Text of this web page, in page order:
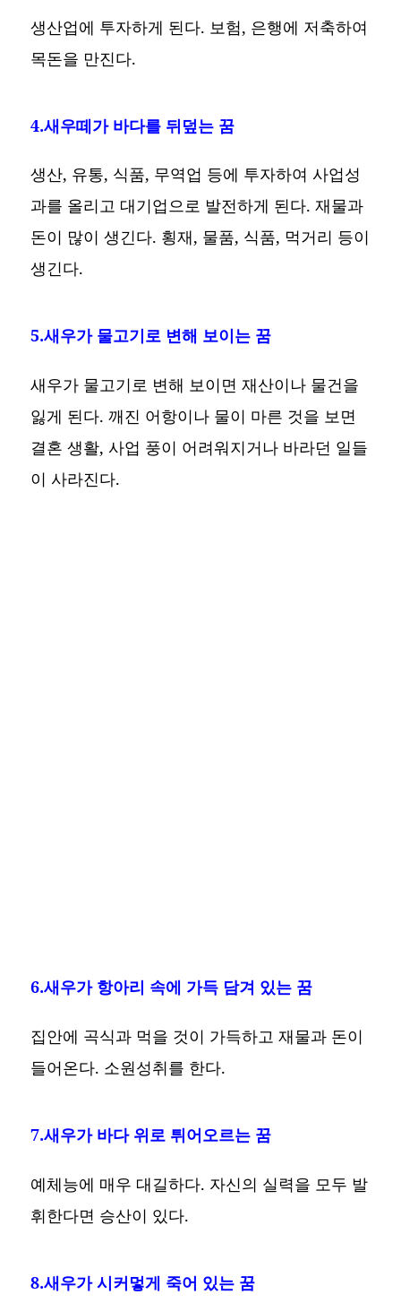
생산업에 투자하게 된다. 보험, 은행에 저축하여
목돈을 만진다.
4.새우떼가 바다를 뒤덮는 꿈
생산, 유통, 식품, 무역업 등에 투자하여 사업성
과를 올리고 대기업으로 발전하게 된다. 재물과
돈이 많이 생긴다. 횡재, 물품, 식품, 먹거리 등이
생긴다.
5.새우가 물고기로 변해 보이는 꿈
새우가 물고기로 변해 보이면 재산이나 물건을
잃게 된다. 깨진 어항이나 물이 마른 것을 보면
결혼 생활, 사업 풍이 어려워지거나 바라던 일들
이 사라진다.
6.새우가 항아리 속에 가득 담겨 있는 꿈
집안에 곡식과 먹을 것이 가득하고 재물과 돈이
들어온다. 소원성취를 한다.
7.새우가 바다 위로 튀어오르는 꿈
예체능에 매우 대길하다. 자신의 실력을 모두 발
휘한다면 승산이 있다.
8.새우가 시커멓게 죽어 있는 꿈